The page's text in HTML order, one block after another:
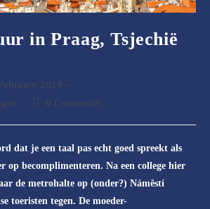
in Praag, Tsjechië
2019
Post0 Comments
dat je een taal pas echt goed spreekt als
op becomplimenteren. Na een college hier
de metrohalte op (onder?) Náměstí
toeristen tegen. De moeder-